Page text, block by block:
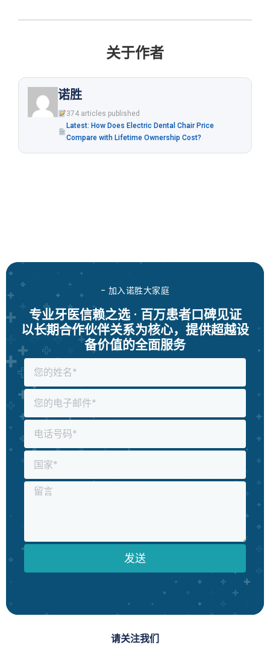
关于作者
诺胜
374 articles published
Latest: How Does Electric Dental Chair Price
Compare with Lifetime Ownership Cost?
- 加入诺胜大家庭
专业牙医信赖之选 · 百万患者口碑见证
以长期合作伙伴关系为核心，提供超越设
备价值的全面服务
发送
请关注我们